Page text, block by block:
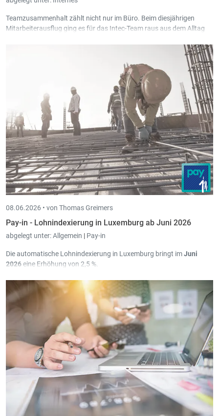
Teamzusammenhalt zählt nicht nur im Büro. Beim diesjährigen
Mitarbeiterausflug ging es für das Intec-Team raus aus dem Alltag
08.06.2026 • von Thomas Greimers
Pay-in - Lohnindexierung in Luxemburg ab Juni 2026
abgelegt unter:Allgemein | Pay-in
Die automatische Lohnindexierung in Luxemburg bringt imJuni
2026eine Erhöhung von 2,5 %.
Erweiterungen programmiert.